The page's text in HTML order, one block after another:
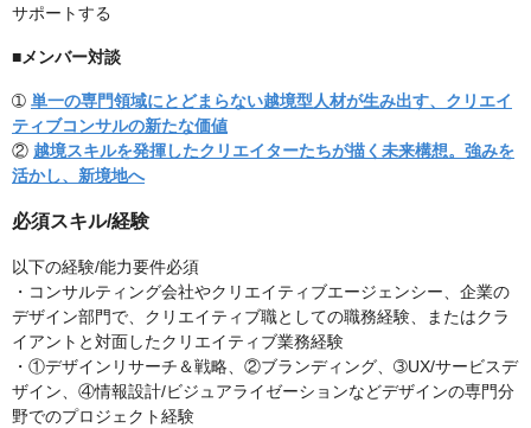
サポートする
■メンバー対談
➀ 単一の専門領域にとどまらない越境型人材が生み出す、クリエイ
ティブコンサルの新たな価値
② 越境スキルを発揮したクリエイターたちが描く未来構想。強みを
活かし、新境地へ
必須スキル/経験
以下の経験/能力要件必須
・コンサルティング会社やクリエイティブエージェンシー、企業の
デザイン部門で、クリエイティブ職としての職務経験、またはクラ
イアントと対面したクリエイティブ業務経験
・①デザインリサーチ＆戦略、②ブランディング、➂UX/サービスデ
ザイン、④情報設計/ビジュアライゼーションなどデザインの専門分
野でのプロジェクト経験